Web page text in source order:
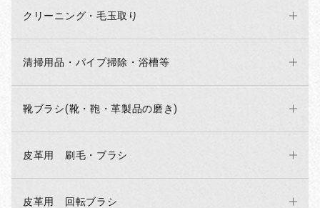
クリーニング・毛玉取り
清掃用品・パイプ掃除・浴槽等
靴ブラシ(靴・鞄・革製品の磨き)
皮革用 刷毛・ブラシ
皮革用 回転ブラシ